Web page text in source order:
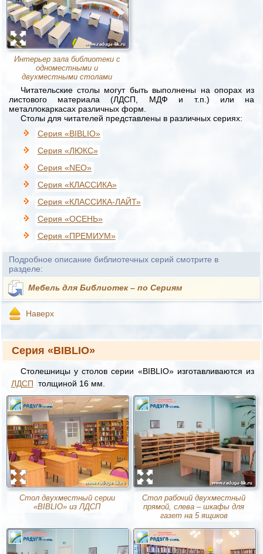
Интерьер зала библиотеки с
одноместными и
двухместными столами
Читательские столы могут быть выполнены на опорах из
листового материала (ЛДСП, МДФ и т.п.) или на
металлокаркасах различных форм.
Столы для читателей представлены в различных сериях:
Серия «BIBLIO»
Серия «ЛЮКС»
Серия «NEO»
Серия «КЛАССИКА»
Серия «КЛАССИКА-ЛАЙТ»
Серия «ОСЕНЬ»
Серия «ПРЕМИУМ»
Подробное описание библиотечных серий смотрите в
разделе:
Мебель для Библиотек – по Сериям
Наверх
Серия «BIBLIO»
Столешницы у столов серии «BIBLIO» изготавливаются из
ЛДСП
толщиной 16 мм.
Стол двухместный серии
«BIBLIO» из ЛДСП
Стол рабочий двухместный
прямой, слева – шкафы для
газет на 5 ящиков